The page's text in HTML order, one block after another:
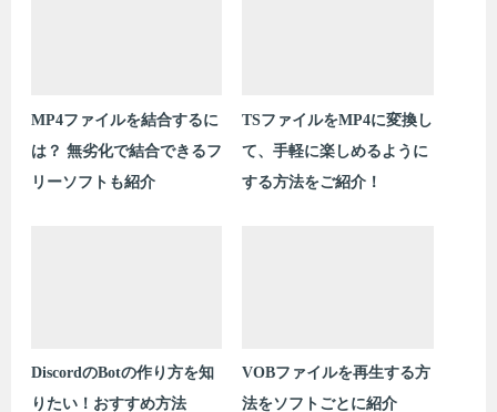
MP4ファイルを結合するに
は？ 無劣化で結合できるフ
リーソフトも紹介
TSファイルをMP4に変換し
て、手軽に楽しめるように
する方法をご紹介！
DiscordのBotの作り方を知
りたい！おすすめ方法
VOBファイルを再生する方
法をソフトごとに紹介